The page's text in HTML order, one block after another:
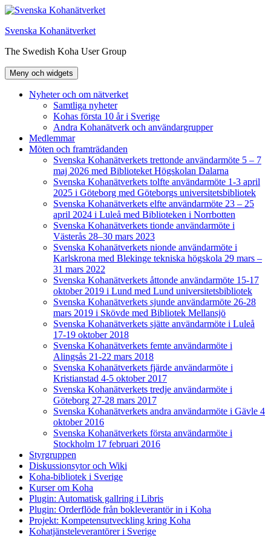
Hoppa
innehåll
Svenska Kohanätverket
The Swedish Koha User Group
Meny och widgets
Nyheter och om nätverket
Samtliga nyheter
Kohas första 10 år i Sverige
Andra Kohanätverk och användargrupper
Medlemmar
Möten och framträdanden
Svenska Kohanätverkets trettonde användarmöte 5 – 7
maj 2026 med Biblioteket Högskolan Dalarna
Svenska Kohanätverkets tolfte användarmöte 1-3 april
2025 i Göteborg med Göteborgs universitetsbibliotek
Svenska Kohanätverkets elfte användarmöte 23 – 25
april 2024 i Luleå med Biblioteken i Norrbotten
Svenska Kohanätverkets tionde användarmöte i
Västerås 28–30 mars 2023
Svenska Kohanätverkets nionde användarmöte i
Karlskrona med Blekinge tekniska högskola 29 mars –
31 mars 2022
Svenska Kohanätverkets åttonde användarmöte 15-17
oktober 2019 i Lund med Lund universitetsbibliotek
Svenska Kohanätverkets sjunde användarmöte 26-28
mars 2019 i Skövde med Bibliotek Mellansjö
Svenska Kohanätverkets sjätte användarmöte i Luleå
17-19 oktober 2018
Svenska Kohanätverkets femte användarmöte i
Alingsås 21-22 mars 2018
Svenska Kohanätverkets fjärde användarmöte i
Kristianstad 4-5 oktober 2017
Svenska Kohanätverkets tredje användarmöte i
Göteborg 27-28 mars 2017
Svenska Kohanätverkets andra användarmöte i Gävle 4
oktober 2016
Svenska Kohanätverkets första användarmöte i
Stockholm 17 februari 2016
Styrgruppen
Diskussionsytor och Wiki
Koha-bibliotek i Sverige
Kurser om Koha
Plugin: Automatisk gallring i Libris
Plugin: Orderflöde från bokleverantör in i Koha
Projekt: Kompetensutveckling kring Koha
Kohatjänsteleverantörer i Sverige